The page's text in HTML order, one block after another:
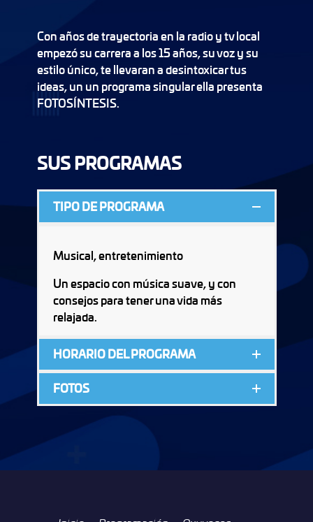
Con años de trayectoria en la radio y tv local
empezó su carrera a los 15 años, su voz y su
estilo único, te llevaran a desintoxicar tus
ideas, un un programa singular ella presenta
FOTOSÍNTESIS.
SUS PROGRAMAS
TIPO DE PROGRAMA
Musical, entretenimiento
Un espacio con música suave, y con
consejos para tener una vida más
relajada.
HORARIO DEL PROGRAMA
FOTOS